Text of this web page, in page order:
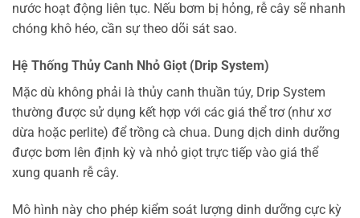
nước hoạt động liên tục. Nếu bơm bị hỏng, rễ cây sẽ nhanh
chóng khô héo, cần sự theo dõi sát sao.
Hệ Thống Thủy Canh Nhỏ Giọt (Drip System)
Mặc dù không phải là thủy canh thuần túy, Drip System
thường được sử dụng kết hợp với các giá thể trơ (như xơ
dừa hoặc perlite) để trồng cà chua. Dung dịch dinh dưỡng
được bơm lên định kỳ và nhỏ giọt trực tiếp vào giá thể
xung quanh rễ cây.
Mô hình này cho phép kiểm soát lượng dinh dưỡng cực kỳ